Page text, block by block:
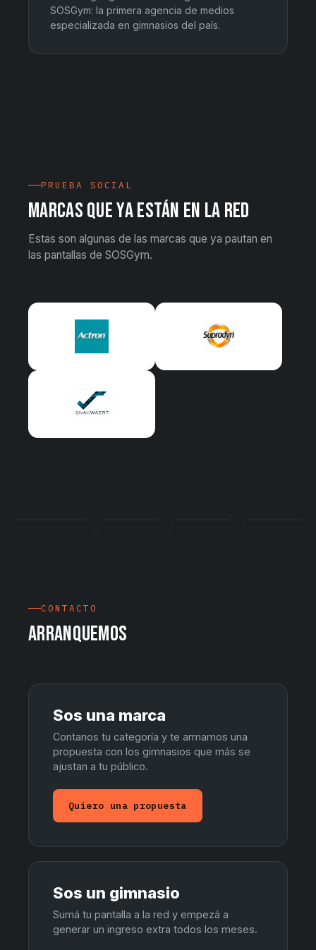
SOSGym: la primera agencia de medios
especializada en gimnasios del país.
PRUEBA SOCIAL
MARCAS QUE YA ESTÁN EN LA RED
Estas son algunas de las marcas que ya pautan en
las pantallas de SOSGym.
CONTACTO
ARRANQUEMOS
Sos una marca
Contanos tu categoría y te armamos una
propuesta con los gimnasios que más se
ajustan a tu público.
Quiero una propuesta
Sos un gimnasio
Sumá tu pantalla a la red y empezá a
generar un ingreso extra todos los meses.